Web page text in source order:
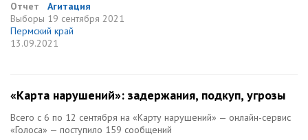
Отчет
Агитация
Выборы 19 сентября 2021
Пермский край
13.09.2021
«Карта нарушений»: задержания, подкуп, угрозы
Всего с 6 по 12 сентября на «Карту нарушений» — онлайн-сервис
«Голоса» — поступило 159 сообщений